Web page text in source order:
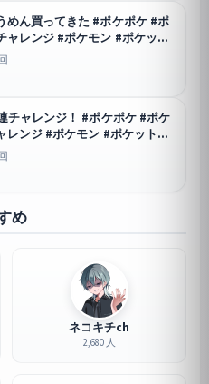
めん買ってきた #ポケポケ #ポ
ャレンジ #ポケモン #ポケット
動ビート
チャレンジ！ #ポケポケ #ポケ
レンジ #ポケモン #ポケットモ
ビート #10連
め
ネコキチch
2,680 人